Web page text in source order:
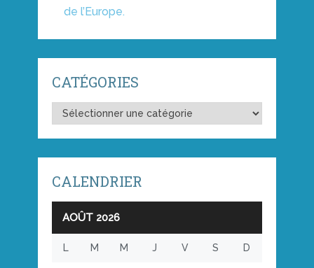
de l’Europe.
CATÉGORIES
CALENDRIER
AOÛT 2026
L M M J V S D